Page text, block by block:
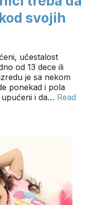
svojih
učestalost
od 13 dece ili
je sa nekom
ponekad i pola
upućeni i da… Read